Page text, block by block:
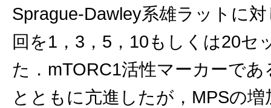
Sprague-Dawley系雄ラットに
回を1，3，5，10もしくは20セ
た．mTORC1活性マーカーで
とともに亢進したが，MPSの